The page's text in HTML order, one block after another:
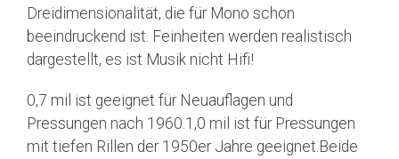
Dreidimensionalität, die für Mono schon
beeindruckend ist. Feinheiten werden realistisch
dargestellt, es ist Musik nicht Hifi!
0,7 mil ist geeignet für Neuauflagen und
Pressungen nach 1960.1,0 mil ist für Pressungen
mit tiefen Rillen der 1950er Jahre geeignet.Beide